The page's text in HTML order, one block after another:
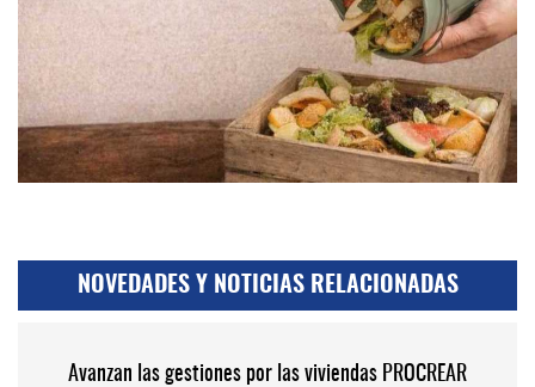
NOVEDADES Y NOTICIAS RELACIONADAS
Avanzan las gestiones por las viviendas PROCREAR